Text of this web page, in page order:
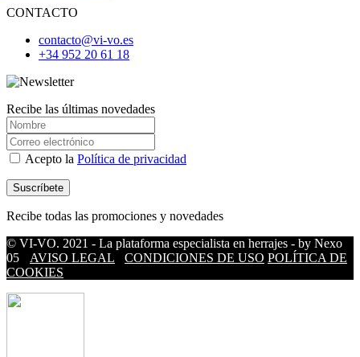
CONTACTO
contacto@vi-vo.es
+34 952 20 61 18
Recibe las últimas novedades
Acepto la Política de privacidad
Recibe todas las promociones y novedades
© VI-VO. 2021 - La plataforma especialista en herrajes - by Nexo
05
AVISO LEGAL CONDICIONES DE USO POLÍTICA DE
COOKIES